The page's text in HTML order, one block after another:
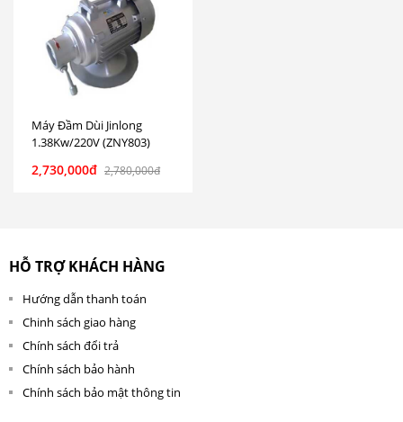
Máy Đầm Dùi Jinlong
1.38Kw/220V (ZNY803)
2,730,000đ 2,780,000đ
HỖ TRỢ KHÁCH HÀNG
Hướng dẫn thanh toán
Chinh sách giao hàng
Chính sách đổi trả
Chính sách bảo hành
Chính sách bảo mật thông tin